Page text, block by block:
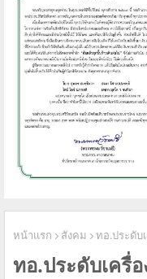
หน้าแรก สังคม ทอ.ประดับ
ทอ.ประดับเครื่